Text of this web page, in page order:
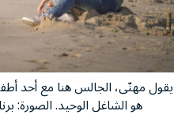
يقول مهنّى، الجالس هنا مع أحد
هو الشاغل الوحيد. الصورة: